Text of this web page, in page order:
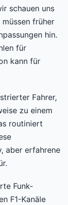
schauen uns
früher
hin.
für
kann für
Fahrer,
zu einem
routiniert
aber erfahrene
Funk-
F1-Kanäle